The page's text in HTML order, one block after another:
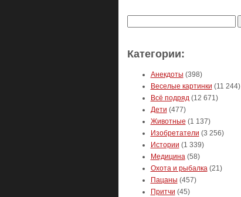
Категории:
Анекдоты (398)
Веселые картинки (11 244)
Всё подряд(12 671)
Дети (477)
Животные (1 137)
Изобретатели (3 256)
Истории (1 339)
Медицина(58)
Охота и рыбалка(21)
Пацаны (457)
Притчи (45)